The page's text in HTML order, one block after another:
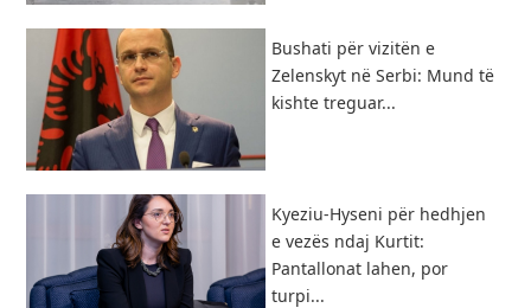
Bushati për vizitën e
Zelenskyt në Serbi: Mund të
kishte treguar...
Kyeziu-Hyseni për hedhjen
e vezës ndaj Kurtit:
Pantallonat lahen, por
turpi...